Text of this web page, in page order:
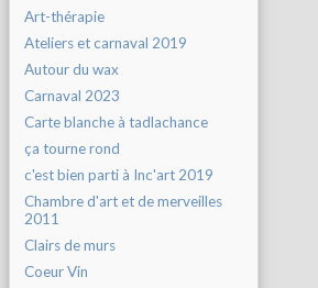
Art-thérapie
Ateliers et carnaval 2019
Autour du wax
Carnaval 2023
Carte blanche à tadlachance
ça tourne rond
c'est bien parti à Inc'art 2019
Chambre d'art et de merveilles
2011
Clairs de murs
Coeur Vin